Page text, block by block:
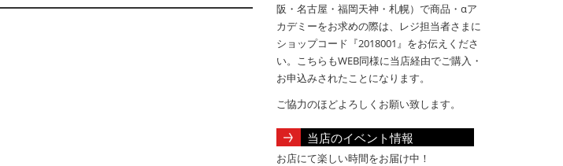
阪・名古屋・福岡天神・札幌）で商品・αア
カデミーをお求めの際は、レジ担当者さまに
ショップコード『2018001』をお伝えくださ
い。こちらもWEB同様に当店経由でご購入・
お申込みされたことになります。
ご協力のほどよろしくお願い致します。
当店のイベント情報
お店にて楽しい時間をお届け中！